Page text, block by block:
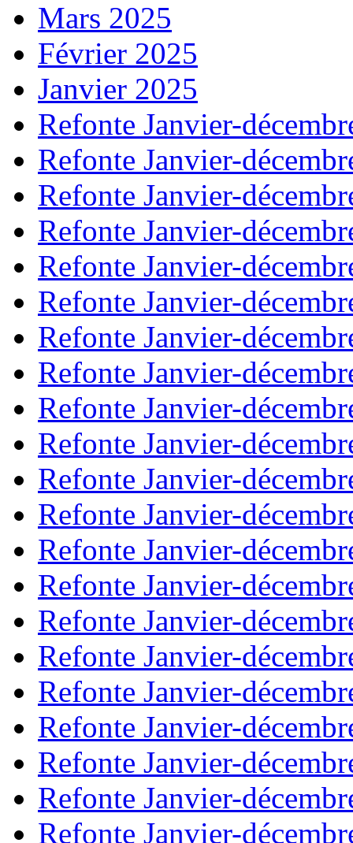
Mars 2025
Février 2025
Janvier 2025
Refonte Janvier-
Refonte Janvier-
Refonte Janvier-
Refonte Janvier-
Refonte Janvier-
Refonte Janvier-
Refonte Janvier-
Refonte Janvier-
Refonte Janvier-
Refonte Janvier-
Refonte Janvier-
Refonte Janvier-
Refonte Janvier-
Refonte Janvier-
Refonte Janvier-
Refonte Janvier-
Refonte Janvier-
Refonte Janvier-
Refonte Janvier-
Refonte Janvier-
Refonte Janvier-